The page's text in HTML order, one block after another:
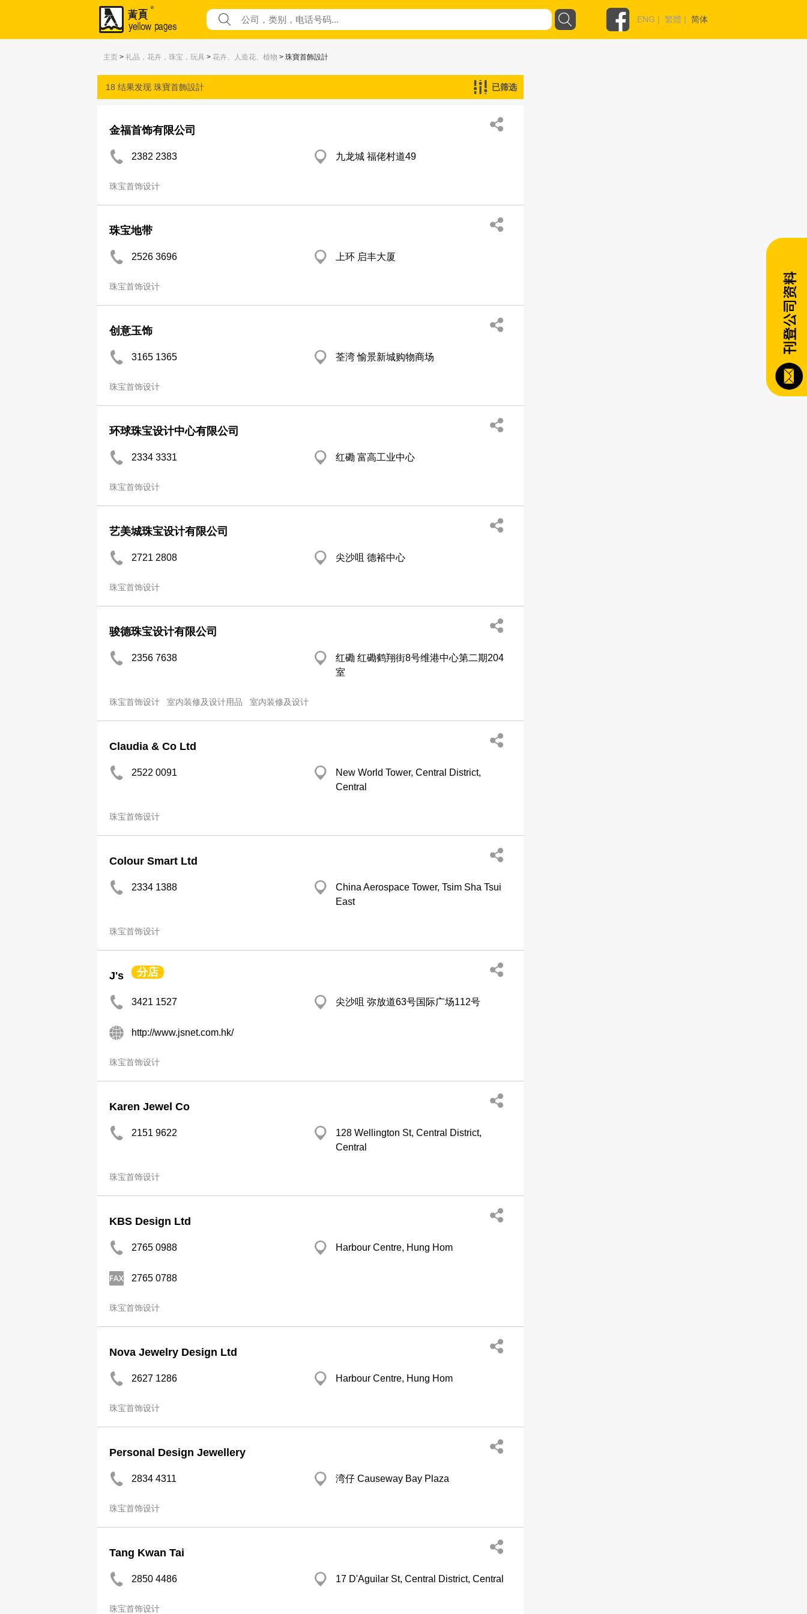
ENG | 繁體 | 简体
主页 > 礼品，花卉，珠宝，玩具 > 花卉、人造花、植物 > 珠寶首飾設計
18 结果发现 珠寶首飾設計 已筛选
金福首饰有限公司
2382 2383 九龙城 福佬村道49
珠宝首饰设计
珠宝地带
2526 3696 上环 启丰大厦
珠宝首饰设计
创意玉饰
3165 1365 荃湾 愉景新城购物商场
珠宝首饰设计
环球珠宝设计中心有限公司
2334 3331 红磡 富高工业中心
珠宝首饰设计
艺美城珠宝设计有限公司
2721 2808 尖沙咀 德裕中心
珠宝首饰设计
骏德珠宝设计有限公司
2356 7638
红磡 红磡鹤翔街8号维港中心第二期204
室
珠宝首饰设计 室内装修及设计用品 室内装修及设计
Claudia & Co Ltd
2522 0091
New World Tower, Central District,
Central
珠宝首饰设计
Colour Smart Ltd
2334 1388
China Aerospace Tower, Tsim Sha Tsui
East
珠宝首饰设计
J's 分店
3421 1527 尖沙咀 弥放道63号国际广场112号
http://www.jsnet.com.hk/
珠宝首饰设计
Karen Jewel Co
2151 9622
128 Wellington St, Central District,
Central
珠宝首饰设计
KBS Design Ltd
2765 0988 Harbour Centre, Hung Hom
2765 0788
珠宝首饰设计
Nova Jewelry Design Ltd
2627 1286 Harbour Centre, Hung Hom
珠宝首饰设计
Personal Design Jewellery
2834 4311 湾仔 Causeway Bay Plaza
珠宝首饰设计
Tang Kwan Tai
2850 4486 17 D'Aguilar St, Central District, Central
珠宝首饰设计